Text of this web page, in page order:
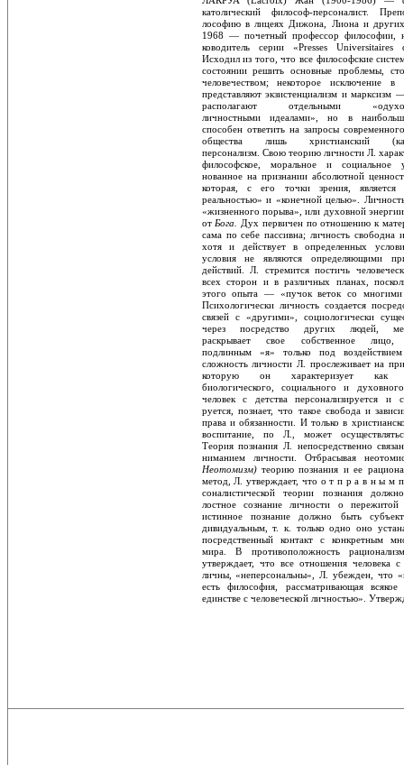
католический философ-персоналист.
лософию в лицеях Дижона, Лиона и
1968 — почетный профессор философии,
ководитель серии «Presses Universitaires
Исходил из того, что все философские
состоянии решить основные проблемы,
человечеством; некоторое исключение в
представляют экзистенциализм и марксизм
располагают отдельными
личностными идеалами», но в
способен ответить на запросы
общества лишь христианский
персонализм. Свою теорию личности Л.
философское, моральное и социальное
нованное на признании абсолютной
которая, с его точки зрения, является
реальностью» и «конечной целью».
«жизненного порыва», или духовной
от Бога. Дух первичен по отношению к
сама по себе пассивна; личность свободна
хотя и действует в определенных
условия не являются определяющими
действий. Л. стремится постичь
всех сторон и в различных планах,
этого опыта — «пучок веток со многими
Психологически личность создается
связей с «другими», социологичес­ки
через посредство других людей,
раскрывает свое собственное лицо,
подлинным «я» только под
сложность личности Л. прослеживает на
которую он характеризует как
биологического, социального и
человек с детства персонализируется и
руется, познает, что такое свобода и
права и обязанности. И только в
воспитание, по Л., может
Теория познания Л. непосредственно
ниманием личности. Отбрасывая
Неотомизм)теорию познания и ее
метод, Л. утверждает, что о т п р а в н ы м
соналистической теории познания
лостное сознание личности о пережитой
истинное познание должно быть
дивидуальным, т. к. только одно оно
посредственный контакт с конкретным
мира. В противоположность
утверждает, что все отношения человека
личны, «неперсональны», Л. убежден, что
есть философия, рассматривающая
единстве с человеческой личностью».